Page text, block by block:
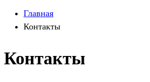
Главная
Контакты
Контакты